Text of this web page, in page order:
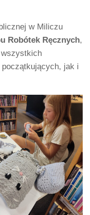
w Miliczu
Robótek Ręcznych,
początkujących, jak i